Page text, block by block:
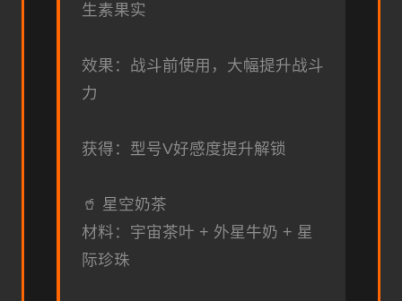
生素果实
效果：战斗前使用，大幅提升战斗
力
获得：型号V好感度提升解锁
🥤 星空奶茶
材料：宇宙茶叶 + 外星牛奶 + 星
际珍珠